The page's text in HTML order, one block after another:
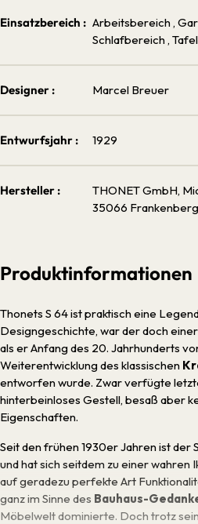
Einsatzbereich : Arbeitsbereich ,
Schlafbereich , Tafel
Designer : Marcel Breuer
Entwurfsjahr : 1929
Hersteller :
THONET GmbH,
35066
Produktinformationen
Thonets S 64 ist praktisch eine
Designgeschichte, war der doch
als er Anfang des 20. Jahrhunderts
Weiterentwicklung des klassischen
entworfen wurde. Zwar verfügte
hinterbeinloses Gestell, besaß aber
Eigenschaften.
Seit den frühen 1930er Jahren ist der
und hat sich seitdem zu einer wahren
auf geradezu perfekte Art
ganz im Sinne des Bauhaus-
Möbelwelt dominierte. Doch trotz